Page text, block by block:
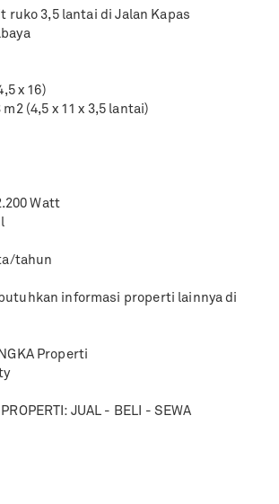
ruko 3,5 lantai di Jalan Kapas
x 16)
(4,5 x 11 x 3,5 lantai)
Watt
tahun
informasi properti lainnya di
Properti
JUAL - BELI - SEWA